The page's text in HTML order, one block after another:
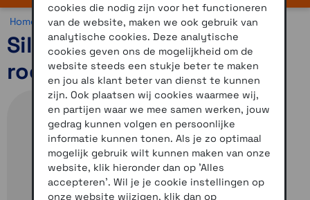
Home >Accessoires >Overig > Edge accessoires
Siliconenhoes Edge 530-
rood
cookies die nodig zijn voor het functioneren
van de website, maken we ook gebruik van
analytische cookies. Deze analytische
cookies geven ons de mogelijkheid om de
website steeds een stukje beter te maken
en jou als klant beter van dienst te kunnen
zijn. Ook plaatsen wij cookies waarmee wij,
en partijen waar we mee samen werken, jouw
gedrag kunnen volgen en persoonlijke
informatie kunnen tonen. Als je zo optimaal
mogelijk gebruik wilt kunnen maken van onze
website, klik hieronder dan op 'Alles
accepteren'. Wil je je cookie instellingen op
onze website wijzigen, klik dan op